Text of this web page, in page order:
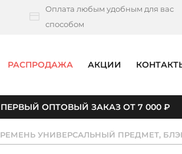
Оплата любым удобным для вас
способом
РАСПРОДАЖА АКЦИИ
ПЕРВЫЙ ОПТОВЫЙ ЗАКАЗ ОТ 7 000 ₽
РЕМЕНЬ УНИВЕРСАЛЬНЫЙ ПРЕДМЕТ,